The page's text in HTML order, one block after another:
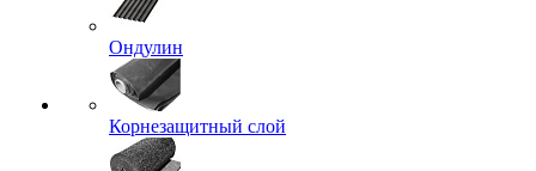
Ондулин
Корнезащитный слой